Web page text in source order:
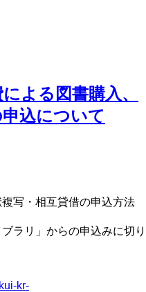
よる図書購入、
込について
写・相互貸借の申込方法
ラリ」からの申込みに切り
kr-